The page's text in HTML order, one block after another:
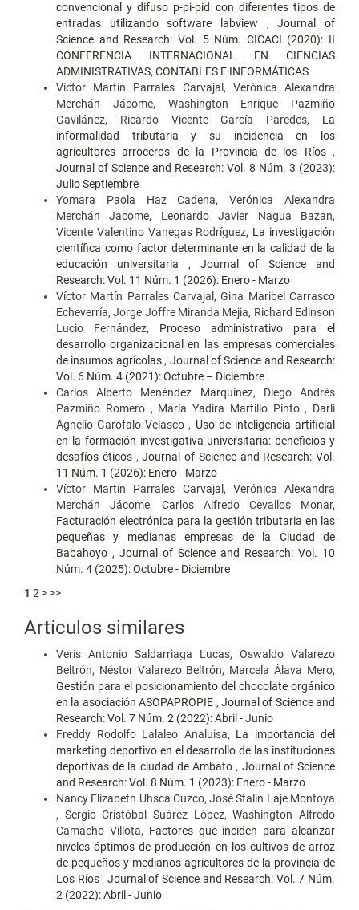
convencional y difuso p-pi-pid con diferentes tipos de
entradas utilizando software labview ,Journal of
Science and Research: Vol. 5 Núm. CICACI (2020): II
CONFERENCIA INTERNACIONAL EN CIENCIAS
ADMINISTRATIVAS, CONTABLES E INFORMÁTICAS
Víctor Martín Parrales Carvajal, Verónica Alexandra
Merchán Jácome, Washington Enrique Pazmiño
Gavilánez, Ricardo Vicente García Paredes, La
informalidad tributaria y su incidencia en los
agricultores arroceros de la Provincia de los Ríos ,
Journal of Science and Research: Vol. 8 Núm. 3 (2023):
Julio Septiembre
Yomara Paola Haz Cadena, Verónica Alexandra
Merchán Jacome, Leonardo Javier Nagua Bazan,
Vicente Valentino Vanegas Rodríguez, La investigación
científica como factor determinante en la calidad de la
educación universitaria , Journal of Science and
Research: Vol. 11 Núm. 1 (2026): Enero - Marzo
Víctor Martín Parrales Carvajal, Gina Maribel Carrasco
Echeverría, Jorge Joffre Miranda Mejia, Richard Edinson
Lucio Fernández, Proceso administrativo para el
desarrollo organizacional en las empresas comerciales
de insumos agrícolas, Journal of Science and Research:
Vol. 6 Núm. 4 (2021): Octubre – Diciembre
Carlos Alberto Menéndez Marquínez, Diego Andrés
Pazmiño Romero , María Yadira Martillo Pinto , Darli
Agnelio Garofalo Velasco , Uso de inteligencia artificial
en la formación investigativa universitaria: beneficios y
desafíos éticos ,Journal of Science and Research: Vol.
11 Núm. 1 (2026): Enero - Marzo
Víctor Martín Parrales Carvajal, Verónica Alexandra
Merchán Jácome, Carlos Alfredo Cevallos Monar,
Facturación electrónica para la gestión tributaria en las
pequeñas y medianas empresas de la Ciudad de
Babahoyo , Journal of Science and Research: Vol. 10
Núm. 4 (2025): Octubre - Diciembre
1 2 > >>
Artículos similares
Veris Antonio Saldarriaga Lucas, Oswaldo Valarezo
Beltrón, Néstor Valarezo Beltrón, Marcela Álava Mero,
Gestión para el posicionamiento del chocolate orgánico
en la asociación ASOPAPROPIE , Journal of Science and
Research: Vol. 7 Núm. 2 (2022): Abril - Junio
Freddy Rodolfo Lalaleo Analuisa, La importancia del
marketing deportivo en el desarrollo de las instituciones
deportivas de la ciudad de Ambato, Journal of Science
and Research: Vol. 8 Núm. 1 (2023): Enero - Marzo
Nancy Elizabeth Uhsca Cuzco, José Stalin Laje Montoya
, Sergio Cristóbal Suárez López, Washington Alfredo
Camacho Villota, Factores que inciden para alcanzar
niveles óptimos de producción en los cultivos de arroz
de pequeños y medianos agricultores de la provincia de
Los Ríos, Journal of Science and Research: Vol. 7 Núm.
2 (2022): Abril - Junio